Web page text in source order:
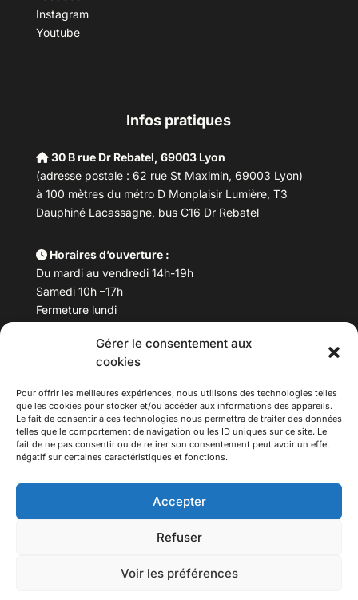
Gérer le consentement aux
cookies
Pour offrir les meilleures expériences, nous utilisons des technologies telles
que les cookies pour stocker et/ou accéder aux informations des appareils.
Le fait de consentir à ces technologies nous permettra de traiter des données
telles que le comportement de navigation ou les ID uniques sur ce site. Le
fait de ne pas consentir ou de retirer son consentement peut avoir un effet
négatif sur certaines caractéristiques et fonctions.
Accepter
Refuser
Voir les préférences
Instagram
Youtube
Infos pratiques
30 B rue Dr Rebatel, 69003 Lyon
(adresse postale : 62 rue St Maximin, 69003 Lyon)
à 100 mètres du métro D Monplaisir Lumière, T3
Dauphiné Lacassagne, bus C16 Dr Rebatel
Horaires d’ouverture :
Du mardi au vendredi 14h-19h
Samedi 10h –17h
Fermeture lundi
Téléphone : 04 78 53 06 40
maisondesculturesasiatiques@asiexpo.com
Tous droits réservés.